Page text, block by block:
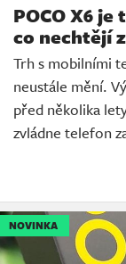
POCO X6
co nechtějí
Trh s mobilními
neustále mění.
před několika
zvládne telefon
NOVINKA